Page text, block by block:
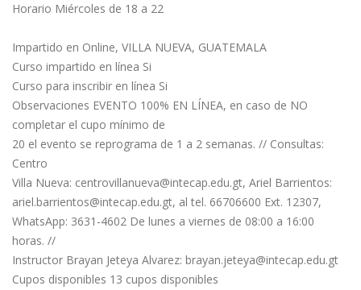
Horario Miércoles de 18 a 22
Impartido en Online, VILLA NUEVA, GUATEMALA
Curso impartido en línea Si
Curso para inscribir en línea Si
Observaciones EVENTO 100% EN LÍNEA, en caso de NO
completar el cupo mínimo de
20 el evento se reprograma de 1 a 2 semanas. // Consultas:
Centro
Villa Nueva: centrovillanueva@intecap.edu.gt, Ariel Barrientos:
ariel.barrientos@intecap.edu.gt, al tel. 66706600 Ext. 12307,
WhatsApp: 3631-4602 De lunes a viernes de 08:00 a 16:00
horas. //
Instructor Brayan Jeteya Alvarez: brayan.jeteya@intecap.edu.gt
Cupos disponibles 13 cupos disponibles